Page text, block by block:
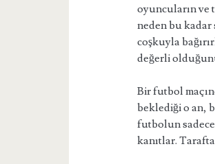
oyuncuların ve
neden bu
coşkuyla
değerli
Bir futbol
beklediği o an,
futbolun sadece
kanıtlar.